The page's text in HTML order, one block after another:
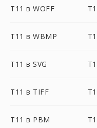
T11 в WOFF
T11 в WBMP
T11 в SVG
T11 в TIFF
T11 в PBM